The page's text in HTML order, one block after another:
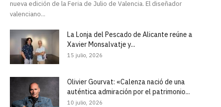
nueva edición de la Feria de Julio de Valencia. El diseñador
valenciano...
La Lonja del Pescado de Alicante reúne a
Xavier Monsalvatje y...
15 julio, 2026
Olivier Gourvat: «Calenza nació de una
auténtica admiración por el patrimonio...
10 julio, 2026